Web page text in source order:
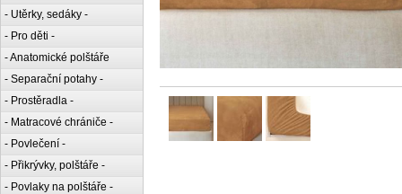
- Utěrky, sedáky -
- Pro děti -
- Anatomické polštáře
- Separační potahy -
- Prostěradla -
- Matracové chrániče -
- Povlečení -
- Přikrývky, polštáře -
- Povlaky na polštáře -